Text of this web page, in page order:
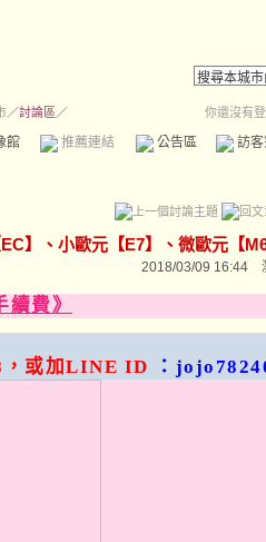
／討論區／ 你還沒有
館 推薦連結 公告區 訪客
】、小歐元【E7】、微歐元【
2018/03/09 16:44
費》
，或加LINE ID
：